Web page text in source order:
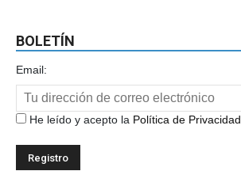
BOLETÍN
Email:
He leído y acepto la Política de Privacidad